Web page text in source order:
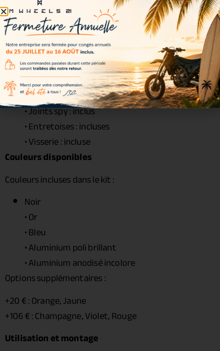
Caractéristiques
Cercle :Excel Signature 5.00 x 17
• Moyeu :Haan Wheels
• Rayons : acier zingué
• Écrous : acier renforcé
• Roulements : inclus
• Joints spy : inclus
• Entretoises : incluses
• Visserie : incluse
Couleurs disponibles
Couleurs incluses dans le kit :
Noir
• Or
• Bleu
• Aluminium poli brillant
• Aluminium anodisé incolore
Options supplémentaires :
+20 € : Orange, Jaune
+106 € : Champagne, Violet, Rouge
Utilisation et montage